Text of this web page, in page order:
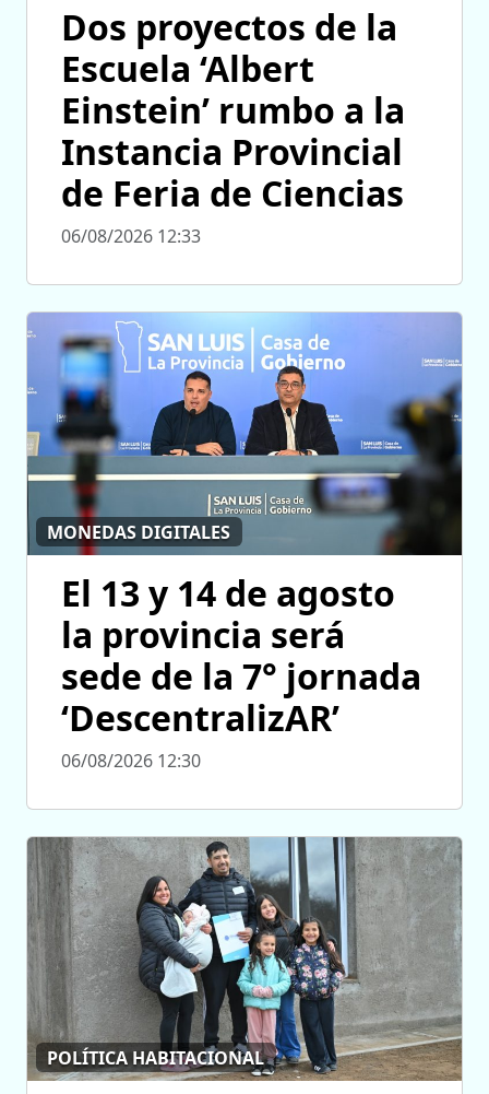
Dos proyectos de la
Escuela ‘Albert
Einstein’ rumbo a la
Instancia Provincial
de Feria de Ciencias
06/08/2026 12:33
MONEDAS DIGITALES
El 13 y 14 de agosto
la provincia será
sede de la 7° jornada
‘DescentralizAR’
06/08/2026 12:30
POLÍTICA HABITACIONAL